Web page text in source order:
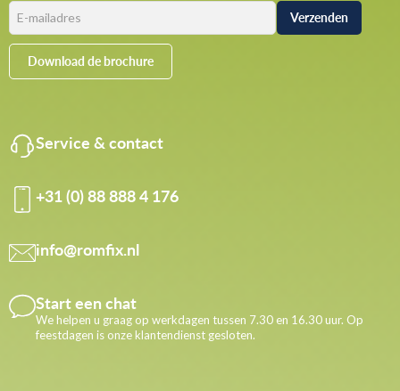
Download de brochure
Service & contact
+31 (0) 88 888 4 176
info@romfix.nl
Start een chat
We helpen u graag op werkdagen tussen 7.30 en 16.30 uur. Op
feestdagen is onze klantendienst gesloten.